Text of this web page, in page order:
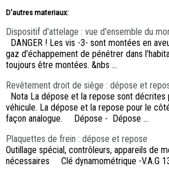
D'autres materiaux:
Dispositif d'attelage : vue d'ensemble du
DANGER ! Les vis -3- sont montées en
gaz d'échappement de pénétrer dans
toujours être montées. &nbs ...
Revêtement droit de siège : dépose et
Nota La dépose et la repose sont décrites
véhicule. La dépose et la repose pour le
façon analogue. Dépose - Dépose ...
Plaquettes de frein : dépose et repose
Outillage spécial, contrôleurs, appareils de
nécessaires Clé dynamométrique -V.A.G